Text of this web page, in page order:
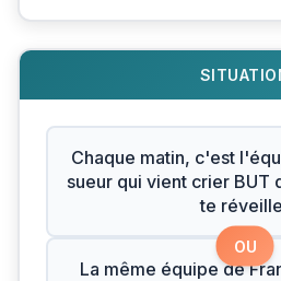
Chaque matin, c'est
sueur qui vient crier BUT
te
OU
La même équipe de